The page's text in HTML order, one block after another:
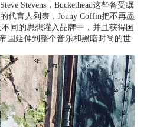
Stevens，Buckethead这些备受瞩
代言人列表，Jonny Coffin把不再墨
同的思想灌入品牌中，并且获得国
国延伸到整个音乐和黑暗时尚的世